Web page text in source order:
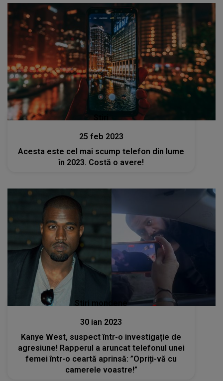
25 feb 2023
Acesta este cel mai scump telefon din lume
în 2023. Costă o avere!
Stiri mondene
30 ian 2023
Kanye West, suspect într-o investigație de
agresiune! Rapperul a aruncat telefonul unei
femei într-o ceartă aprinsă: ”Opriți-vă cu
camerele voastre!”